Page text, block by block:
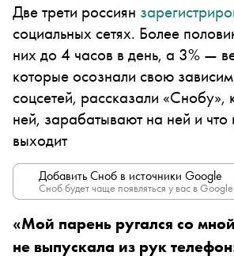
Две трети россиян
социальных сетях. Более
них до 4 часов в день, а 3% —
которые осознали свою
соцсетей, рассказали «Снобу»,
ней, зарабатывают на ней и что
выходит
Добавить Сноб в источники Google
Сноб будет чаще появляться у вас в Google.
«Мой парень ругался со
не выпускала из рук